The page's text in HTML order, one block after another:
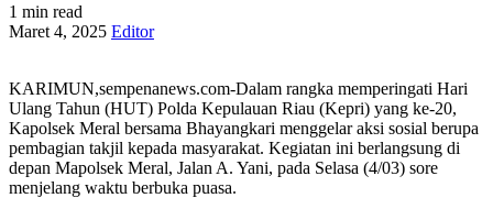
1 min read
Maret 4, 2025 Editor
KARIMUN,sempenanews.com-Dalam rangka memperingati Hari
Ulang Tahun (HUT) Polda Kepulauan Riau (Kepri) yang ke-20,
Kapolsek Meral bersama Bhayangkari menggelar aksi sosial berupa
pembagian takjil kepada masyarakat. Kegiatan ini berlangsung di
depan Mapolsek Meral, Jalan A. Yani, pada Selasa (4/03) sore
menjelang waktu berbuka puasa.